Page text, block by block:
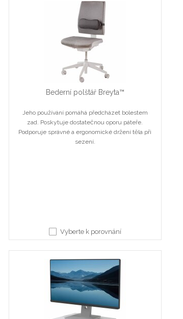
Bederní polštář Breyta™
Jeho používání pomáhá předcházet bolestem
zad. Poskytuje dostatečnou oporu páteře.
Podporuje správné a ergonomické držení těla při
sezení.
Vyberte k porovnání